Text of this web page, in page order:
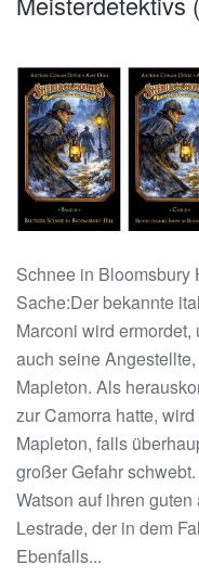
Schnee in Bloomsbury
Sache:Der bekannte
Marconi wird
auch seine
Mapleton. Als
zur Camorra hatte,
Mapleton, falls
großer Gefahr
Watson auf ihren
Lestrade, der in dem
Ebenfalls...